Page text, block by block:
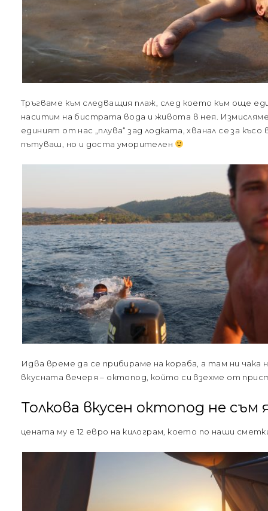
Тръгваме към следващия плаж, след което към още
наситим на бистрата вода и живота в нея.
единият от нас „плува“ зад лодката, хванал се за
пътуваш, но и доста уморителен
Идва време да се прибираме на кораба, а там ни чака
вкусната вечеря – октопод, който си взехме от
Толкова вкусен октопод не съм
цената му е 12 евро на килограм, което по наши